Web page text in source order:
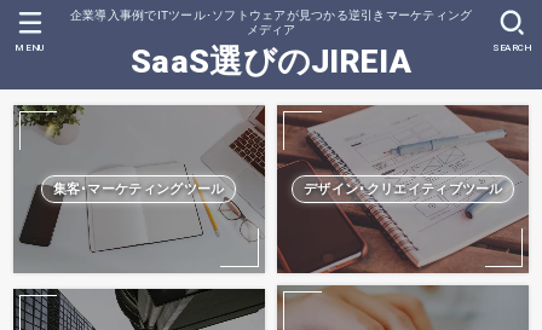
企業導入事例でITツール･ソフトウェアが見つかる逆引きマーケティング
メディア
SaaS選びのJIREIA SEARCH
MENU
集客･マーケティングツール デザイン･クリエイティブツール